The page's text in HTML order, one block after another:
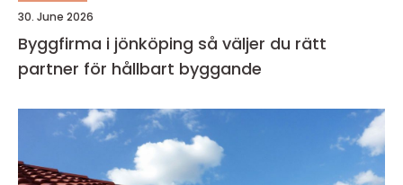
30. June 2026
Byggfirma i jönköping så väljer du rätt
partner för hållbart byggande